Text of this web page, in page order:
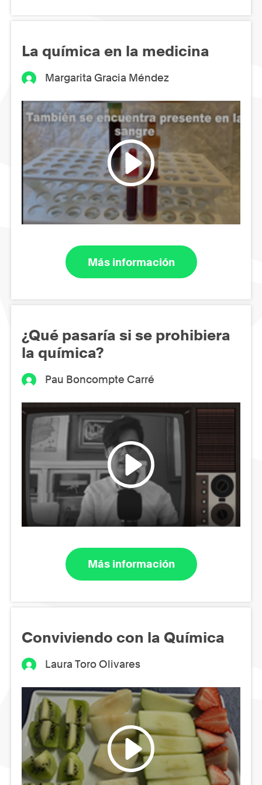
La química en la medicina
Margarita Gracia Méndez
Más información
¿Qué pasaría si se prohibiera
la química?
Pau Boncompte Carré
Más información
Conviviendo con la Química
Laura Toro Olivares